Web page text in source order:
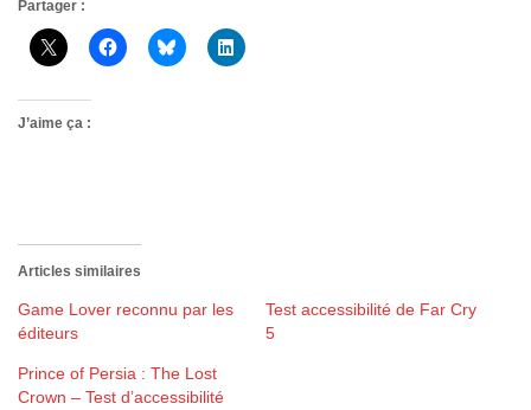
Partager :
J’aime ça :
Articles similaires
Game Lover reconnu par les
éditeurs
Test accessibilité de Far Cry
5
Prince of Persia : The Lost
Crown – Test d’accessibilité